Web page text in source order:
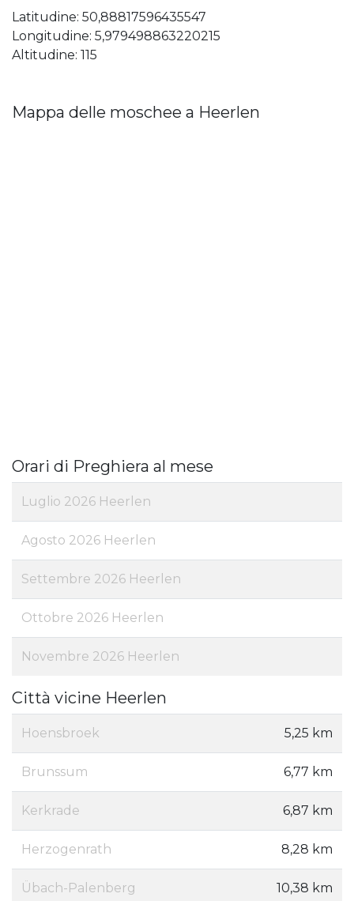
Latitudine: 50,88817596435547
Longitudine: 5,979498863220215
Altitudine: 115
Mappa delle moschee a Heerlen
Orari di Preghiera al mese
Luglio 2026 Heerlen
Agosto 2026 Heerlen
Settembre 2026 Heerlen
Ottobre 2026 Heerlen
Novembre 2026 Heerlen
Città vicine Heerlen
Hoensbroek 5,25 km
Brunssum 6,77 km
Kerkrade 6,87 km
Herzogenrath 8,28 km
Übach-Palenberg 10,38 km